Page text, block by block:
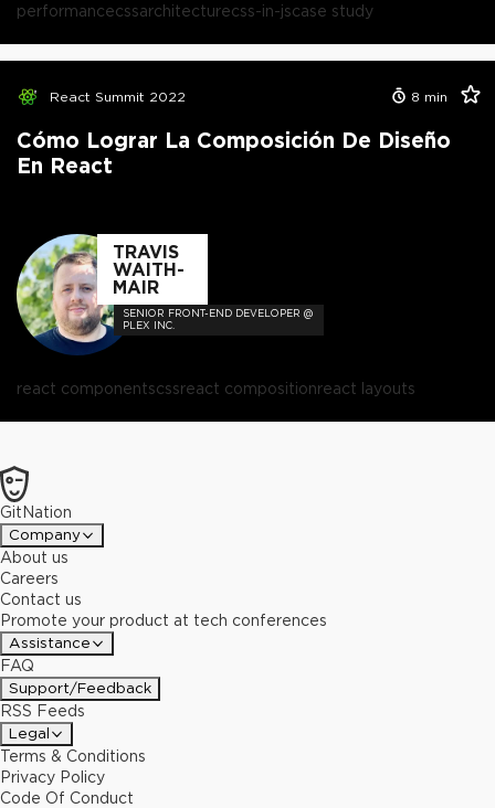
performancecssarchitecturecss-in-jscase study
React Summit 2022 8 min
Cómo Lograr La Composición De Diseño
En React
TRAVIS
WAITH-
MAIR
SENIOR FRONT-END DEVELOPER @
PLEX INC.
react componentscssreact compositionreact layouts
GitNation
Company
About us
Careers
Contact us
Promote your product at tech conferences
Assistance
FAQ
Support/Feedback
RSS Feeds
Legal
Terms & Conditions
Privacy Policy
Code Of Conduct